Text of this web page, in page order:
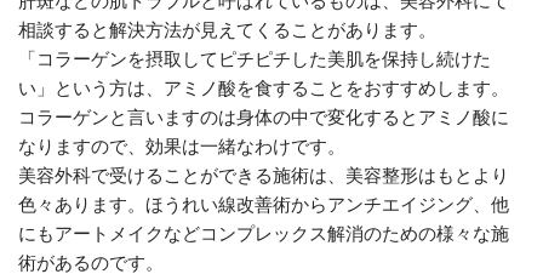
相談すると解決方法が見えてくることがあります。
「コラーゲンを摂取してピチピチした美肌を保持し続けた
い」という方は、アミノ酸を食することをおすすめします。
コラーゲンと言いますのは身体の中で変化するとアミノ酸に
なりますので、効果は一緒なわけです。
美容外科で受けることができる施術は、美容整形はもとより
色々あります。ほうれい線改善術からアンチエイジング、他
にもアートメイクなどコンプレックス解消のための様々な施
術があるのです。